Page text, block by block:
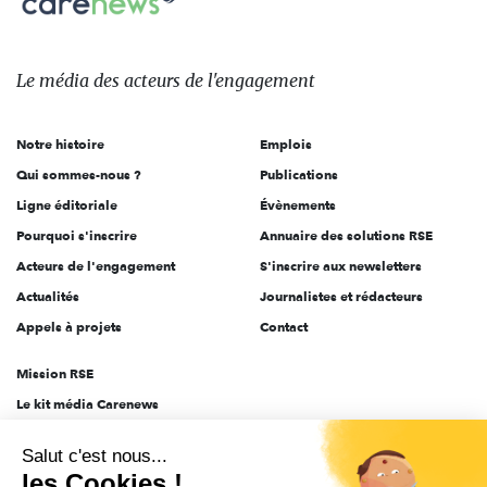
Le
des
l'engagement
Le média des acteurs de l'engagement
Notre histoire
Qui sommes-nous ?
Ligne éditoriale
Pourquoi s'inscrire
Acteurs de l'engagement
Actualités
Appels à projets
Emplois
Publications
Évènements
Annuaire des solutions RSE
S'inscrire aux newsletters
Journalistes et rédacteurs
Contact
Mission RSE
Le kit média Carenews
AEF info
Salut c'est nous...